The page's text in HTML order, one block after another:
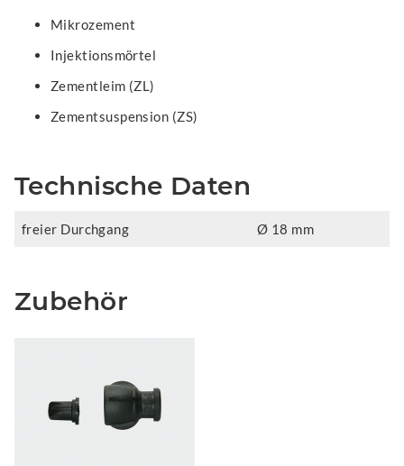
Mikrozement
Injektionsmörtel
Zementleim (ZL)
Zementsuspension (ZS)
Technische Daten
freier Durchgang Ø 18 mm
Zubehör